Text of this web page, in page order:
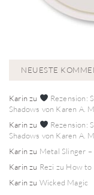
NEUESTE
Karinzu
Rezension:
Shadows von Karen A.
Karinzu
Rezension:
Shadows von Karen A.
Karinzu Metal Slinger
Karinzu Rezi zu How to
Karinzu Wicked Magic